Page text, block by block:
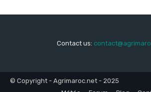
Contact us:
© Copyright - Agrimaroc.net - 2025